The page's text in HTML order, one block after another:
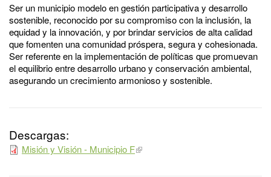
Ser un municipio modelo en gestión participativa y desarrollo
sostenible, reconocido por su compromiso con la inclusión, la
equidad y la innovación, y por brindar servicios de alta calidad
que fomenten una comunidad próspera, segura y cohesionada.
Ser referente en la implementación de políticas que promuevan
el equilibrio entre desarrollo urbano y conservación ambiental,
asegurando un crecimiento armonioso y sostenible.
Descargas:
Misión y Visión - Municipio F